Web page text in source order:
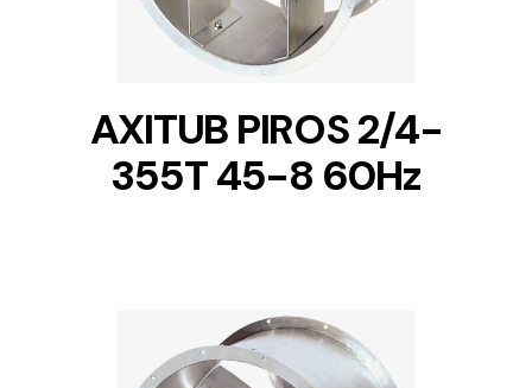
AXITUB PIROS 2/4-
355T 45-8 60Hz